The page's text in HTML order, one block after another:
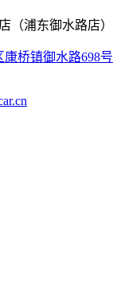
（浦东御水路店）
桥镇御水路698号